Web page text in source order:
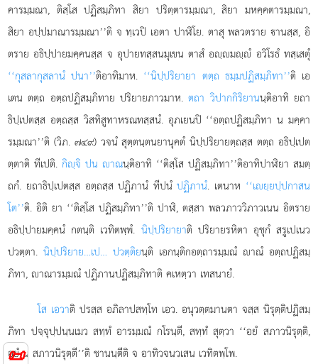
📜
คารมฺมณา, ติสฺโส ปฏิสมฺภิทา สิยา ปริตฺตารมฺมณา, สิยา มหคฺคตารมฺมณา,
สิยา อปฺปมาณารมฺมณา’’ติ จ ทฺเวปิ เอตา ปาฬิโย. ตาสุ พลวตราย านสฺส, อิ
ตราย อธิปฺปายมคฺคนสฺส จ อุปายทสฺสนมุเขน ตาสํ อฺมฺํ อวิโรธํ ทสฺเสตุํ
‘‘กุสลากุสลานํ ปนา’’ติอาทิมาห. ‘‘นิปฺปริยายา ตตฺถ ธมฺมปฏิสมฺภิทา’’ติ เอ
เตน ตตฺถ อตฺถปฏิสมฺภิทาย ปริยายภาวมาห.ตถา วิปากกิริยานนฺติอาทิ ยถา
ธิปฺเปตสฺส อตฺถสฺส วิสทิสูทาหรณทสฺสนํ. อุภเยนปิ ‘‘อตฺถปฏิสมฺภิทา น มคฺคา
รมฺมณา’’ติ (วิภ. ๗๔๙) วจนํ สุตฺตนฺตนยานุคตํ นิปฺปริยายตฺถสฺส ตตฺถ อธิปฺเปต
ตฺตาติ ทีเปติ.กิฺจิ ปน าณนฺติอาทิ ‘‘ติสฺโส ปฏิสมฺภิทา’’ติอาทิปาฬิยา สมตฺ
ถกํ. ยถาธิปฺเปตสฺส อตฺถสฺส ปฏิภานํ ทีปนํปฏิภานํ. เตนาห ‘‘เยฺยปฺปกาสน
โต’’ติ. อิติ ยา ‘‘ติสฺโส ปฏิสมฺภิทา’’ติ ปาฬิ, ตสฺสา พลวภาววิภาวเนน อิตราย
อธิปฺปายมคฺคนํ กตนฺติ เวทิตพฺพํ. นิปฺปริยายาติ ปริยายรหิตา อุชุกํ สรูเปเนว
ปวตฺตา.นิปฺปริยาย…เป… ปวตฺติยนฺติ เอกนฺติกอตฺถารมฺมณํ าณํ อตฺถปฏิสมฺ
ภิทา, าณารมฺมณํ ปฏิภานปฏิสมฺภิทาติ คเหตฺวา เทสนายํ.
โส เอวาติ ปรสฺส อภิลาปสทฺโท เอว. อนุวตฺตมานตา จสฺส นิรุตฺติปฏิสมฺ
ภิทา ปจฺจุปฺปนฺนเมว สทฺทํ อารมฺมณํ กโรนฺตี, สทฺทํ สุตฺวา ‘‘อยํ สภาวนิรุตฺติ,
อยํ น สภาวนิรุตฺตี’’ติ ชานนฺตีติ จ อาทิวจนวเสน เวทิตพฺโพ.